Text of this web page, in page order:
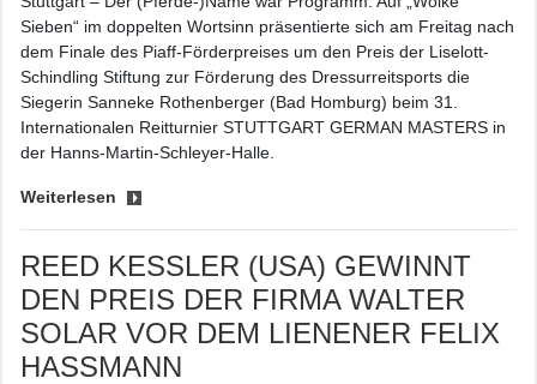
Sieben“ im doppelten Wortsinn präsentierte sich am Freitag nach
dem Finale des Piaff-Förderpreises um den Preis der Liselott-
Schindling Stiftung zur Förderung des Dressurreitsports die
Siegerin Sanneke Rothenberger (Bad Homburg) beim 31.
Internationalen Reitturnier STUTTGART GERMAN MASTERS in
der Hanns-Martin-Schleyer-Halle.
Weiterlesen
REED KESSLER (USA) GEWINNT
DEN PREIS DER FIRMA WALTER
SOLAR VOR DEM LIENENER FELIX
HASSMANN